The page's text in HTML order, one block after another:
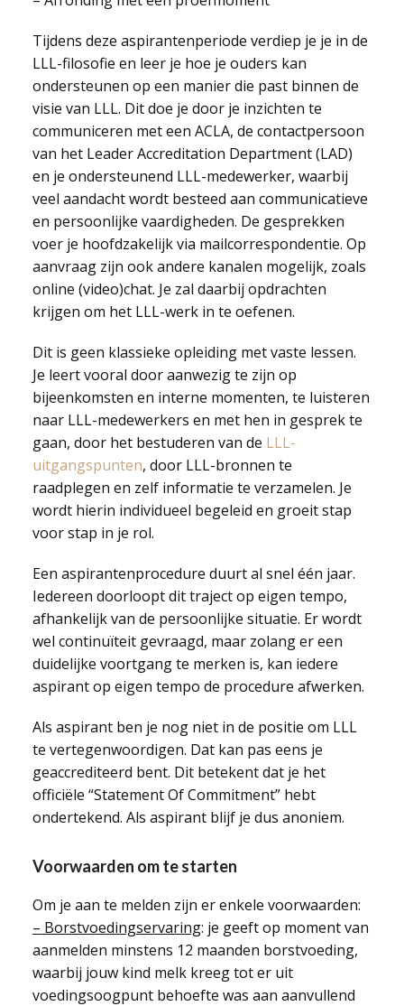
Tijdens deze aspirantenperiode verdiep je je in de
LLL-filosofie en leer je hoe je ouders kan
ondersteunen op een manier die past binnen de
visie van LLL. Dit doe je door je inzichten te
communiceren met een ACLA, de contactpersoon
van het Leader Accreditation Department (LAD)
en je ondersteunend LLL-medewerker, waarbij
veel aandacht wordt besteed aan communicatieve
en persoonlijke vaardigheden. De gesprekken
voer je hoofdzakelijk via mailcorrespondentie. Op
aanvraag zijn ook andere kanalen mogelijk, zoals
online (video)chat. Je zal daarbij opdrachten
krijgen om het LLL-werk in te oefenen.
Dit is geen klassieke opleiding met vaste lessen.
Je leert vooral door aanwezig te zijn op
bijeenkomsten en interne momenten, te luisteren
naar LLL-medewerkers en met hen in gesprek te
gaan, door het bestuderen van de LLL-
uitgangspunten, door LLL-bronnen te
raadplegen en zelf informatie te verzamelen. Je
wordt hierin individueel begeleid en groeit stap
voor stap in je rol.
Een aspirantenprocedure duurt al snel één jaar.
Iedereen doorloopt dit traject op eigen tempo,
afhankelijk van de persoonlijke situatie. Er wordt
wel continuïteit gevraagd, maar zolang er een
duidelijke voortgang te merken is, kan iedere
aspirant op eigen tempo de procedure afwerken.
Als aspirant ben je nog niet in de positie om LLL
te vertegenwoordigen. Dat kan pas eens je
geaccrediteerd bent. Dit betekent dat je het
officiële “Statement Of Commitment” hebt
ondertekend. Als aspirant blijf je dus anoniem.
Voorwaarden om te starten
Om je aan te melden zijn er enkele voorwaarden:
– Borstvoedingservaring: je geeft op moment van
aanmelden minstens 12 maanden borstvoeding,
waarbij jouw kind melk kreeg tot er uit
voedingsoogpunt behoefte was aan aanvullend